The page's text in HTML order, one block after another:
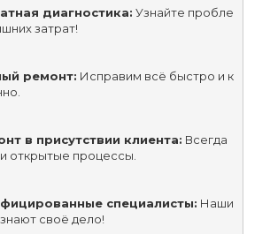
диагностика: Узнайте пробле
затрат!
ремонт: Исправим всё быстро и к
в присутствии клиента: Всегда
открытые процессы.
специалисты: Наши
своё дело!